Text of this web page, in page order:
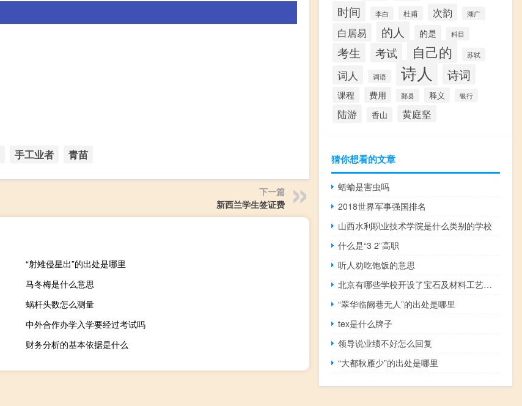
手工业者 青苗
下一篇
新西兰学生签证费
“射雉侵星出”的出处是哪里
马冬梅是什么意思
蜗杆头数怎么测量
中外合作办学入学要经过考试吗
财务分析的基本依据是什么
时间 李白 杜甫 次韵 湖广
白居易 的人 的是 科目
考生 考试 自己的 苏轼
词人 词语 诗人 诗词
课程 费用 鄞县 释义 银行
陆游 香山 黄庭坚
猜你想看的文章
蛞蝓是害虫吗
2018世界军事强国排名
山西水利职业技术学院是什么类别的学校
什么是“3 2”高职
听人劝吃饱饭的意思
北京有哪些学校开设了宝石及材料工艺学专业
“翠华临阙巷无人”的出处是哪里
tex是什么牌子
领导说业绩不好怎么回复
“大都秋雁少”的出处是哪里